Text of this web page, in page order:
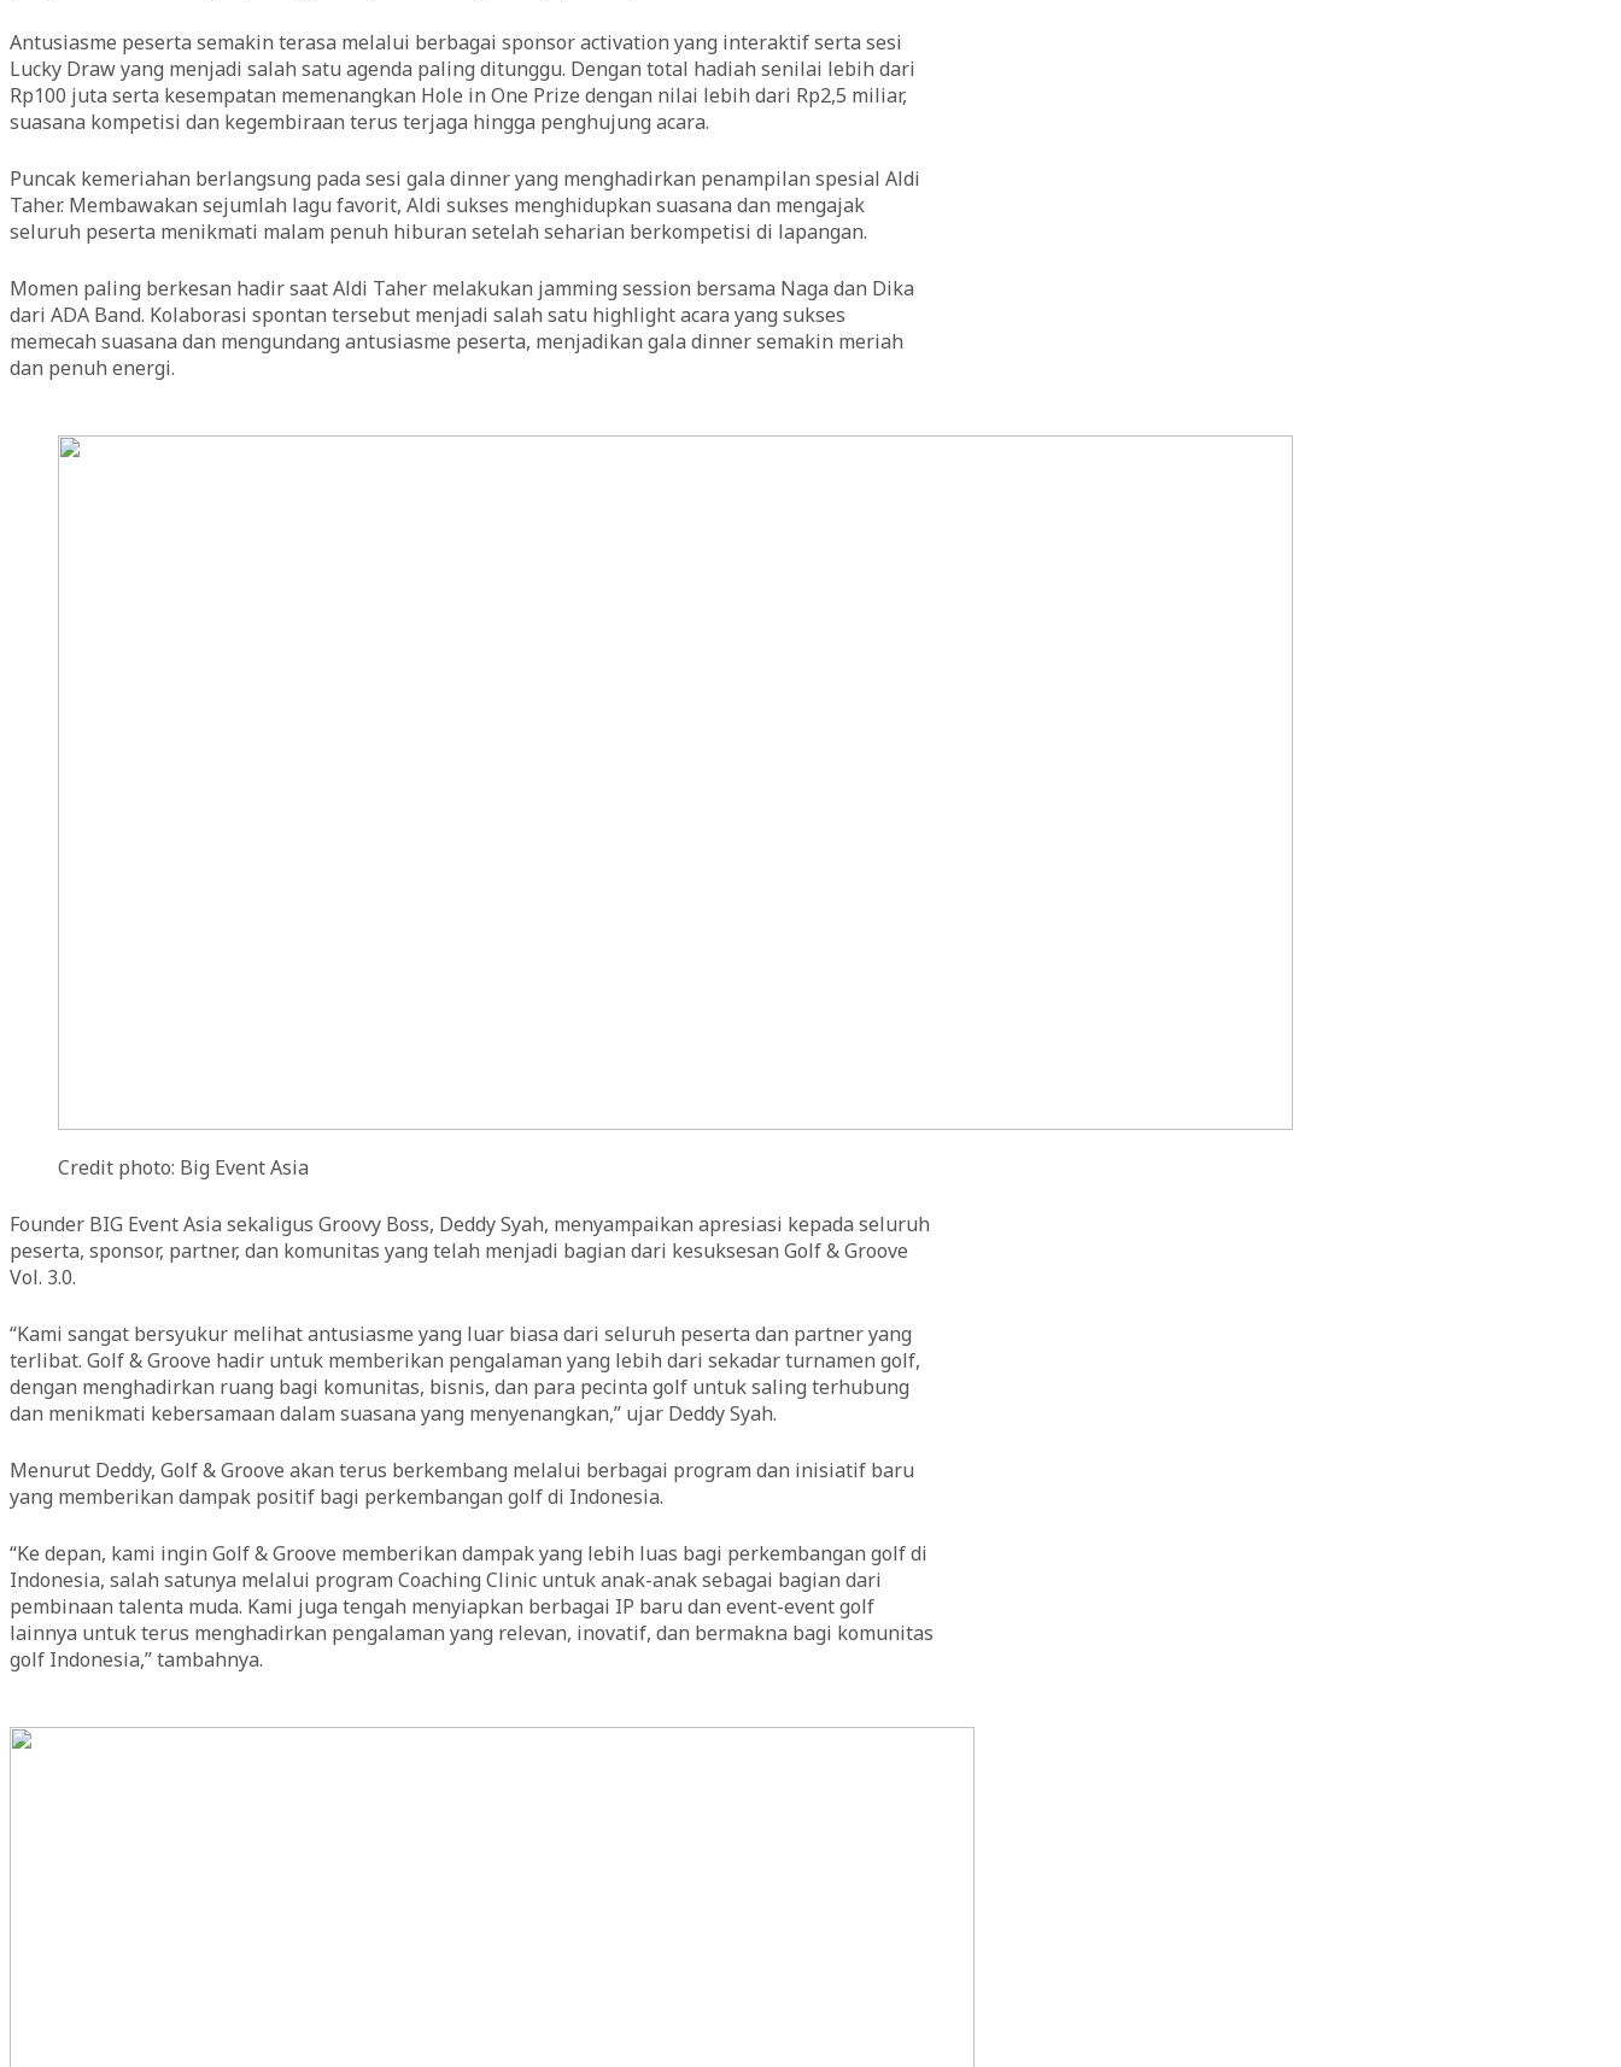
Antusiasme peserta semakin terasa melalui berbagai sponsor activation yang interaktif serta sesi
Lucky Draw yang menjadi salah satu agenda paling ditunggu. Dengan total hadiah senilai lebih dari
Rp100 juta serta kesempatan memenangkan Hole in One Prize dengan nilai lebih dari Rp2,5 miliar,
suasana kompetisi dan kegembiraan terus terjaga hingga penghujung acara.
Puncak kemeriahan berlangsung pada sesi gala dinner yang menghadirkan penampilan spesial Aldi
Taher. Membawakan sejumlah lagu favorit, Aldi sukses menghidupkan suasana dan mengajak
seluruh peserta menikmati malam penuh hiburan setelah seharian berkompetisi di lapangan.
Momen paling berkesan hadir saat Aldi Taher melakukan jamming session bersama Naga dan Dika
dari ADA Band. Kolaborasi spontan tersebut menjadi salah satu highlight acara yang sukses
memecah suasana dan mengundang antusiasme peserta, menjadikan gala dinner semakin meriah
dan penuh energi.
Credit photo: Big Event Asia
Founder BIG Event Asia sekaligus Groovy Boss, Deddy Syah, menyampaikan apresiasi kepada seluruh
peserta, sponsor, partner, dan komunitas yang telah menjadi bagian dari kesuksesan Golf & Groove
Vol. 3.0.
“Kami sangat bersyukur melihat antusiasme yang luar biasa dari seluruh peserta dan partner yang
terlibat. Golf & Groove hadir untuk memberikan pengalaman yang lebih dari sekadar turnamen golf,
dengan menghadirkan ruang bagi komunitas, bisnis, dan para pecinta golf untuk saling terhubung
dan menikmati kebersamaan dalam suasana yang menyenangkan,” ujar Deddy Syah.
Menurut Deddy, Golf & Groove akan terus berkembang melalui berbagai program dan inisiatif baru
yang memberikan dampak positif bagi perkembangan golf di Indonesia.
“Ke depan, kami ingin Golf & Groove memberikan dampak yang lebih luas bagi perkembangan golf di
Indonesia, salah satunya melalui program Coaching Clinic untuk anak-anak sebagai bagian dari
pembinaan talenta muda. Kami juga tengah menyiapkan berbagai IP baru dan event-event golf
lainnya untuk terus menghadirkan pengalaman yang relevan, inovatif, dan bermakna bagi komunitas
golf Indonesia,” tambahnya.